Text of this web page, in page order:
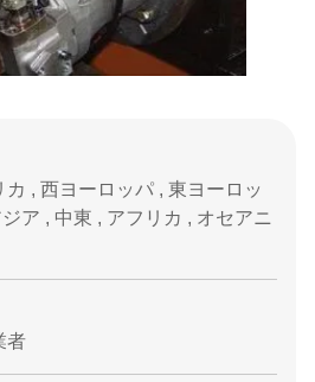
, 西ヨーロッパ , 東ヨーロッ
ア , 中東 , アフリカ , オセアニ
者